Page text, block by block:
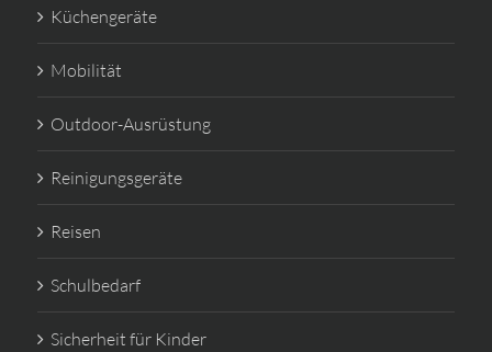
Küchengeräte
Mobilität
Outdoor-Ausrüstung
Reinigungsgeräte
Reisen
Schulbedarf
Sicherheit für Kinder